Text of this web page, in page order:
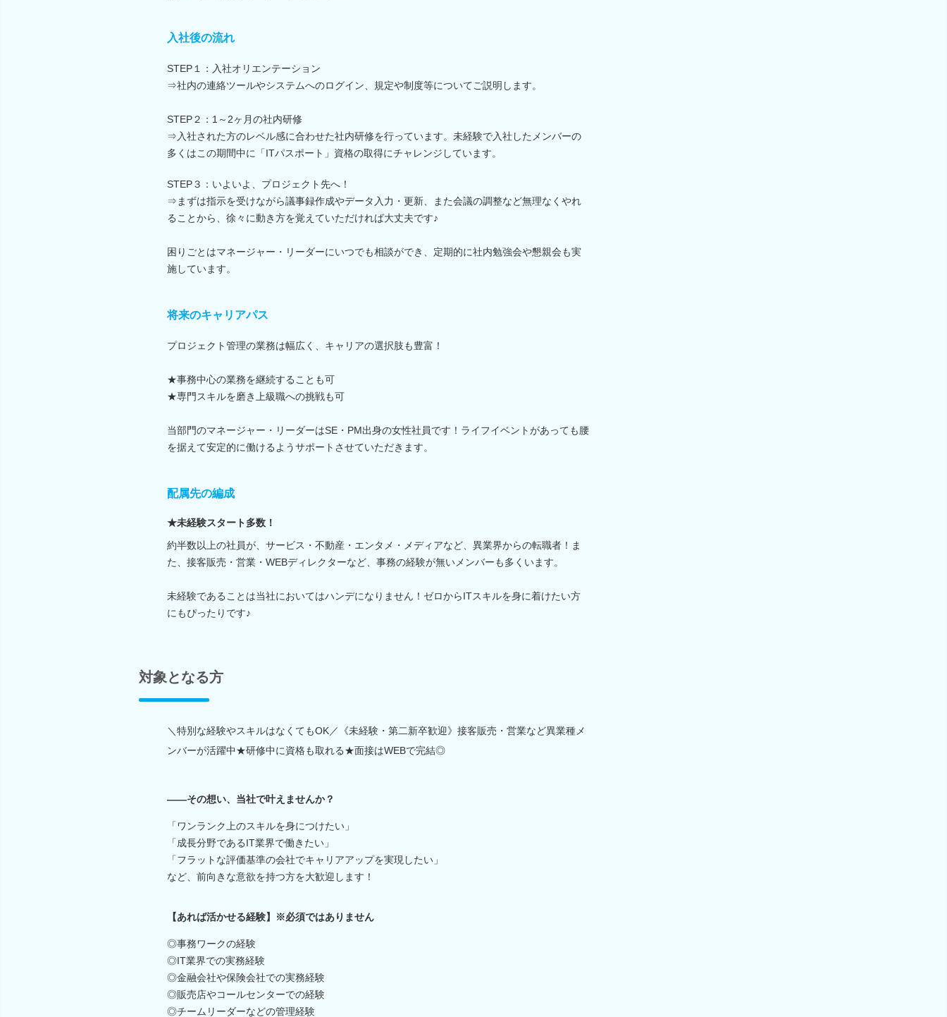
入社後の流れ
STEP１：入社オリエンテーション
⇒社内の連絡ツールやシステムへのログイン、規定や制度等についてご説明します。
STEP２：1～2ヶ月の社内研修
⇒入社された方のレベル感に合わせた社内研修を行っています。未経験で入社したメンバーの
多くはこの期間中に「ITパスポート」資格の取得にチャレンジしています。
STEP３：いよいよ、プロジェクト先へ！
⇒まずは指示を受けながら議事録作成やデータ入力・更新、また会議の調整など無理なくやれ
ることから、徐々に動き方を覚えていただければ大丈夫です♪
困りごとはマネージャー・リーダーにいつでも相談ができ、定期的に社内勉強会や懇親会も実
施しています。
将来のキャリアパス
プロジェクト管理の業務は幅広く、キャリアの選択肢も豊富！
★事務中心の業務を継続することも可
★専門スキルを磨き上級職への挑戦も可
当部門のマネージャー・リーダーはSE・PM出身の女性社員です！ライフイベントがあっても腰
を据えて安定的に働けるようサポートさせていただきます。
配属先の編成
★未経験スタート多数！
約半数以上の社員が、サービス・不動産・エンタメ・メディアなど、異業界からの転職者！ま
た、接客販売・営業・WEBディレクターなど、事務の経験が無いメンバーも多くいます。
未経験であることは当社においてはハンデになりません！ゼロからITスキルを身に着けたい方
にもぴったりです♪
対象となる方
＼特別な経験やスキルはなくてもOK／《未経験・第二新卒歓迎》接客販売・営業など異業種メ
ンバーが活躍中★研修中に資格も取れる★面接はWEBで完結◎
――その想い、当社で叶えませんか？
「ワンランク上のスキルを身につけたい」
「成長分野であるIT業界で働きたい」
「フラットな評価基準の会社でキャリアアップを実現したい」
など、前向きな意欲を持つ方を大歓迎します！
【あれば活かせる経験】※必須ではありません
◎事務ワークの経験
◎IT業界での実務経験
◎金融会社や保険会社での実務経験
◎販売店やコールセンターでの経験
◎チームリーダーなどの管理経験